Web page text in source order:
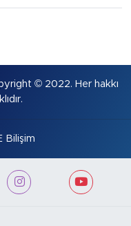
© 2022. Her hakkı
Bilişim